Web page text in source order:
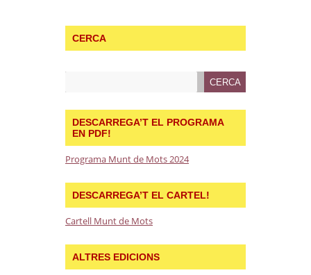
CERCA
DESCARREGA’T EL PROGRAMA
EN PDF!
Programa Munt de Mots 2024
DESCARREGA’T EL CARTEL!
Cartell Munt de Mots
ALTRES EDICIONS